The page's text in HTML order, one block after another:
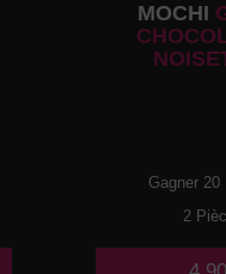
MOCHI
Gagner 20
2